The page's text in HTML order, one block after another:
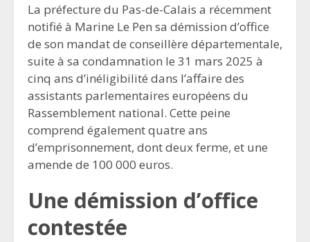
La préfecture du Pas-de-Calais a récemment
notifié à Marine Le Pen sa démission d’office
de son mandat de conseillère départementale,
suite à sa condamnation le 31 mars 2025 à
cinq ans d’inéligibilité dans l’affaire des
assistants parlementaires européens du
Rassemblement national. Cette peine
comprend également quatre ans
d’emprisonnement, dont deux ferme, et une
amende de 100 000 euros.
Une démission d’office
contestée